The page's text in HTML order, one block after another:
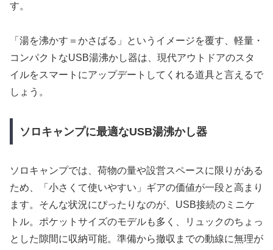
す。
「湯を沸かす＝かさばる」というイメージを覆す、軽量・
コンパクトなUSB湯沸かし器は、現代アウトドアのスタ
イルをスマートにアップデートしてくれる道具と言えるで
しょう。
ソロキャンプに最適なUSB湯沸かし器
ソロキャンプでは、荷物の量や設営スペースに限りがある
ため、「小さくて使いやすい」ギアの価値が一段と高まり
ます。そんな状況にぴったりなのが、USB接続のミニケ
トル。ポケットサイズのモデルも多く、リュックのちょっ
とした隙間に収納可能。準備から撤収までの動線に無理が